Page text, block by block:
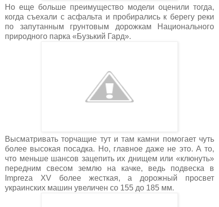
Но еще больше преимущество модели оценили тогда,
когда съехали с асфальта и пробирались к берегу реки
по запутанным грунтовым дорожкам Национального
природного парка «Бузький Гард».
Высматривать торчащие тут и там камни помогает чуть
более высокая посадка. Но, главное даже не это. А то,
что меньше шансов зацепить их днищем или «клюнуть»
передним свесом землю на качке, ведь подвеска в
Impreza XV более жесткая, а дорожный просвет
украинских машин увеличен со 155 до 185 мм.